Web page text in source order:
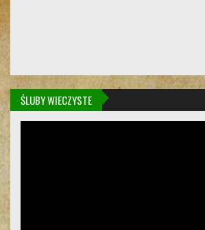
ŚLUBY WIECZYSTE